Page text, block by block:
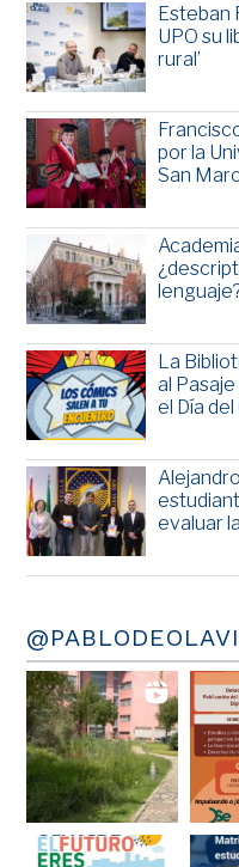
Esteban
UPO su
rural’
por la
San
La
al
el Día
evaluar